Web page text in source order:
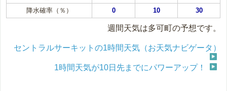
降水確率（％）
0 10 30
週間天気は多可町の予想です。
セントラルサーキットの1時間天気（お天気ナビゲータ）
1時間天気が10日先までにパワーアップ！